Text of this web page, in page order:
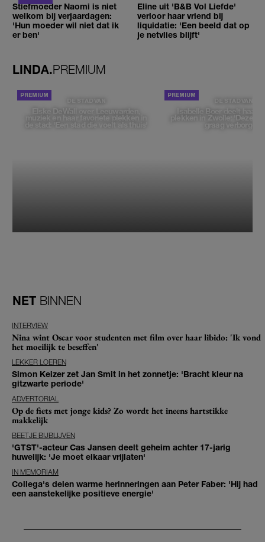
Stiefmoeder Naomi is niet
welkom bij verjaardagen:
'Hun moeder wil niet dat ik
er ben'
Eline uit 'B&B Vol Liefde'
verloor haar vriend bij
liquidatie: 'Een beeld dat op
je netvlies blijft'
LINDA.PREMIUM
DE STAD VAN
Elske DeWall over Leeuwarden,
muziek en haar favoriete plekken in
de stad: 'Een stad die voelt als thuis'
DE STAD VAN
Isabelle Boer deelt haar
plekken in Zwolle: 'Deze
graag verborgen'
NET BINNEN
INTERVIEW
Nina wint Oscar voor studenten met film over haar libido: 'Ik vond
het moeilijk te beseffen'
LEKKER LOEREN
Simon Keizer zet Jan Smit in het zonnetje: 'Bracht kleur na
gitzwarte periode'
ADVERTORIAL
Op de fiets met jonge kids? Zo wordt het ineens hartstikke
makkelijk
BEETJE BIJBLIJVEN
'GTST'-acteur Cas Jansen deelt geheim achter 17-jarig
huwelijk: 'Je moet elkaar vrijlaten'
IN MEMORIAM
Collega's delen warme herinneringen aan Peter Faber: 'Hij had
een aanstekelijke positieve energie'